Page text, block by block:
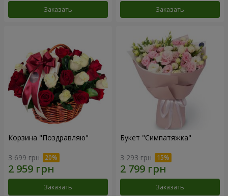
Заказать Заказать
Корзина "Поздравляю"
3 699 грн
Заказать
Букет "Симпатяжка"
3 293 грн
Заказать